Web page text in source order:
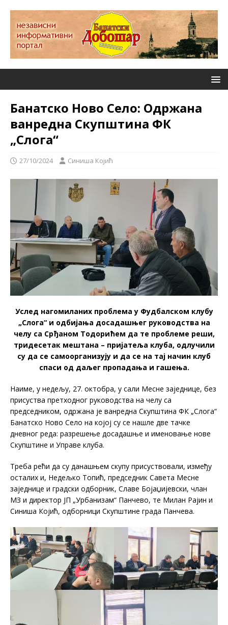
Банатско Ново Село: Одржана
ванредна Скупштина ФК
„Слога“
27/10/2024 Синиша Којић
Услед нагомиланих проблема у Фудбалском клубу
„Слога“ и одбијања досадашњег руководства на
челу са Срђаном Тодорићем да те проблеме реши,
тридесетак мештана – пријатеља клуба, одлучили
су да се самоорганизују и да се на тај начин клуб
спаси од даљег пропадања и гашења.
Наиме, у недељу, 27. октобра, у сали Месне заједнице, без
присуства претходног руководства на челу са
председником, одржана је ванредна Скупштина ФК „Слога“
Банатско Ново Село на којој су се нашле две тачке
дневног реда: разрешење досадашње и именовање нове
Скупштине и Управе клуба.
Треба рећи да су данашњем скупу присуствовали, између
осталих и, Недељко Топић, председник Савета Месне
заједнице и градски одборник, Славе Бојаџијевски, члан
МЗ и директор ЈП „Урбанизам“ Панчево, те Милан Рајин и
Синиша Којић, одборници Скупштине града Панчева.